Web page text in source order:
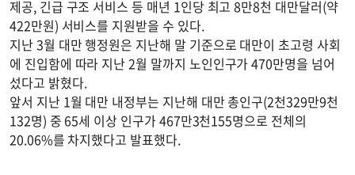
제공, 긴급 구조 서비스 등 매년 1인당 최고 8만8천 대만달러(약
422만원) 서비스를 지원받을 수 있다.
지난 3월 대만 행정원은 지난해 말 기준으로 대만이 초고령 사회
에 진입함에 따라 지난 2월 말까지 노인인구가 470만명을 넘어
섰다고 밝혔다.
앞서 지난 1월 대만 내정부는 지난해 대만 총인구(2천329만9천
132명) 중 65세 이상 인구가 467만3천155명으로 전체의
20.06%를 차지했다고 발표했다.